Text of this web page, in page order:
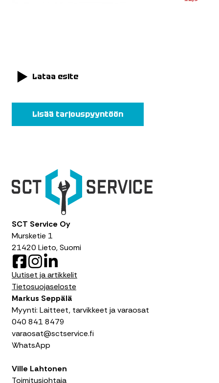
Lataa esite
Lisää tarjouspyyntöön
SCT Service Oy
Mursketie 1
21420 Lieto, Suomi
F
a
e
o
k
n
s
t
g
r
a
m
i
n
k
d
Uutiset ja artikkelit
Tietosuojaseloste
Markus Seppälä
Myynti: Laitteet, tarvikkeet ja varaosat
040 841 8479
varaosat@sctservice.fi
WhatsApp
Ville Lahtonen
Toimitusjohtaja